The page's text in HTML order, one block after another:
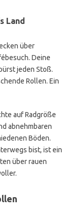
Land
über
Deine
jeden Stoß.
Rollen. Ein
auf Radgröße
abnehmbaren
Böden.
bist, ist ein
über rauen